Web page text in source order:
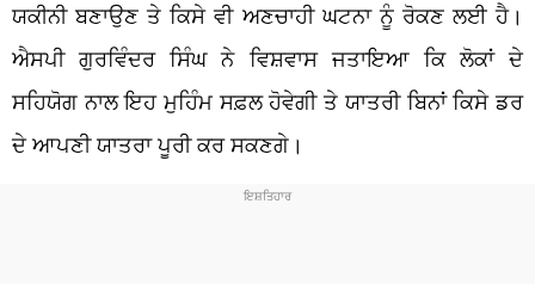
ਯਕੀਨੀ ਬਣਾਉਣ ਤੇ ਕਿਸੇ ਵੀ ਅਣਚਾਹੀ ਘਟਨਾ ਨੂੰ ਰੋਕਣ ਲਈ ਹੈ।
ਐਸਪੀ ਗੁਰਵਿੰਦਰ ਸਿੰਘ ਨੇ ਵਿਸ਼ਵਾਸ ਜਤਾਇਆ ਕਿ ਲੋਕਾਂ ਦੇ
ਸਹਿਯੋਗ ਨਾਲ ਇਹ ਮੁਹਿੰਮ ਸਫ਼ਲ ਹੋਵੇਗੀ ਤੇ ਯਾਤਰੀ ਬਿਨਾਕਿਸੇ ਡਰ
ਦੇ ਆਪਣੀ ਯਾਤਰਾ ਪੂਰੀ ਕਰ ਸਕਣਗੇ।